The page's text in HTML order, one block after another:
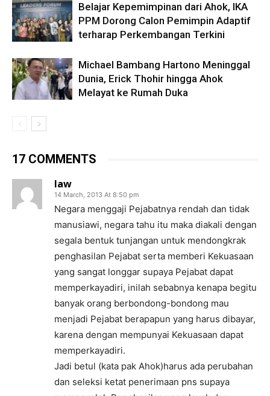
Belajar Kepemimpinan dari Ahok, IKA
PPM Dorong Calon Pemimpin Adaptif
terharap Perkembangan Terkini
Michael Bambang Hartono Meninggal
Dunia, Erick Thohir hingga Ahok
Melayat ke Rumah Duka
17 COMMENTS
law
14 March, 2013 At 8:50 pm
Negara menggaji Pejabatnya rendah dan tidak
manusiawi, negara tahu itu maka diakali dengan
segala bentuk tunjangan untuk mendongkrak
penghasilan Pejabat serta memberi Kekuasaan
yang sangat longgar supaya Pejabat dapat
memperkayadiri, inilah sebabnya kenapa begitu
banyak orang berbondong-bondong mau
menjadi Pejabat berapapun yang harus dibayar,
karena dengan mempunyai Kekuasaan dapat
memperkayadiri.
Jadi betul (kata pak Ahok)harus ada perubahan
dan seleksi ketat penerimaan pns supaya